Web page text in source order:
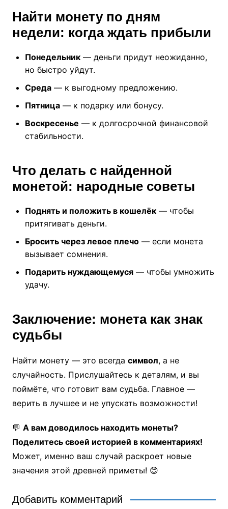
Найти монету по дням
недели: когда ждать прибыли
Понедельник— деньги придут неожиданно,
но быстро уйдут.
Среда— к выгодному предложению.
Пятница— к подарку или бонусу.
Воскресенье — к долгосрочной финансовой
стабильности.
Что делать с найденной
монетой: народные советы
Поднять и положить в кошелёк— чтобы
притягивать деньги.
Бросить через левое плечо— если монета
вызывает сомнения.
Подарить нуждающемуся— чтобы умножить
удачу.
Заключение: монета как знак
судьбы
Найти монету — это всегда символ, а не
случайность. Прислушайтесь к деталям, и вы
поймёте, что готовит вам судьба. Главное —
верить в лучшее и не упускать возможности!
💬 А вам доводилось находить монеты?
Поделитесь своей историей в комментариях!
Может, именно ваш случай раскроет новые
значения этой древней приметы! 😊
Добавить комментарий